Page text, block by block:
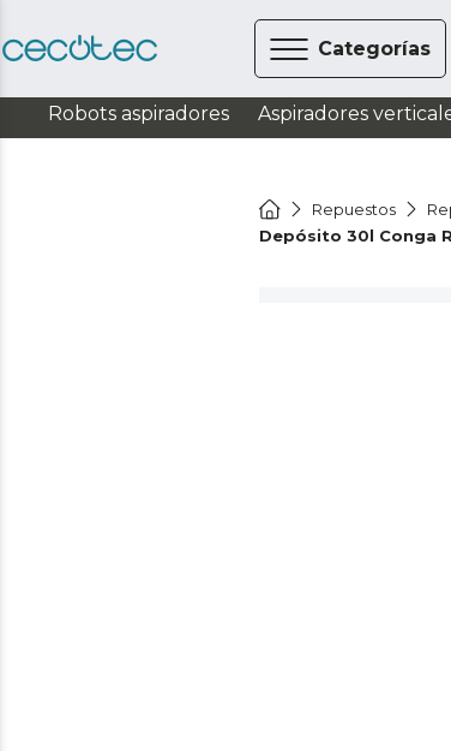
Categorías
Robots aspiradores Aspiradores
Repuestos
Depósito 30l Conga